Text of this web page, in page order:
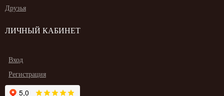
Друзья
ЛИЧНЫЙ КАБИНЕТ
Вход
Регистрация